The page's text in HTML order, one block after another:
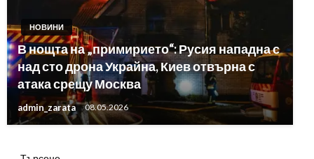
НОВИНИ
В нощта на „примирието“: Русия нападна с
над сто дрона Украйна, Киев отвърна с
атака срещу Москва
admin_zarata 08.05.2026